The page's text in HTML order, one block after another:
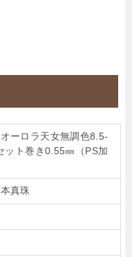
オーロラ天女無調色8.5-
ット巻き0.55㎜（PS加
真珠